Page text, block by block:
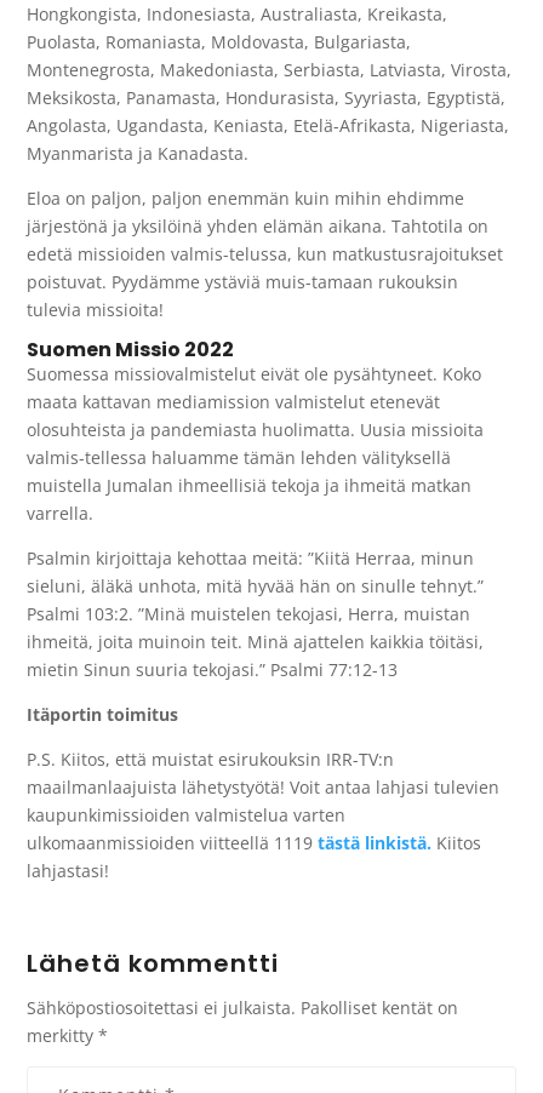
Hongkongista, Indonesiasta, Australiasta, Kreikasta,
Puolasta, Romaniasta, Moldovasta, Bulgariasta,
Montenegrosta, Makedoniasta, Serbiasta, Latviasta, Virosta,
Meksikosta, Panamasta, Hondurasista, Syyriasta, Egyptistä,
Angolasta, Ugandasta, Keniasta, Etelä-Afrikasta, Nigeriasta,
Myanmarista ja Kanadasta.
Eloa on paljon, paljon enemmän kuin mihin ehdimme
järjestönä ja yksilöinä yhden elämän aikana. Tahtotila on
edetä missioiden valmis-telussa, kun matkustusrajoitukset
poistuvat. Pyydämme ystäviä muis-tamaan rukouksin
tulevia missioita!
Suomen Missio 2022
Suomessa missiovalmistelut eivät ole pysähtyneet. Koko
maata kattavan mediamission valmistelut etenevät
olosuhteista ja pandemiasta huolimatta. Uusia missioita
valmis-tellessa haluamme tämän lehden välityksellä
muistella Jumalan ihmeellisiä tekoja ja ihmeitä matkan
varrella.
Psalmin kirjoittaja kehottaa meitä: ”Kiitä Herraa, minun
sieluni, äläkä unhota, mitä hyvää hän on sinulle tehnyt.”
Psalmi 103:2. ”Minä muistelen tekojasi, Herra, muistan
ihmeitä, joita muinoin teit. Minä ajattelen kaikkia töitäsi,
mietin Sinun suuria tekojasi.” Psalmi 77:12-13
Itäportin toimitus
P.S. Kiitos, että muistat esirukouksin IRR-TV:n
maailmanlaajuista lähetystyötä! Voit antaa lahjasi tulevien
kaupunkimissioiden valmistelua varten
ulkomaanmissioiden viitteellä 1119tästä linkistä. Kiitos
lahjastasi!
Lähetä kommentti
Sähköpostiosoitettasi ei julkaista. Pakolliset kentät on
merkitty*